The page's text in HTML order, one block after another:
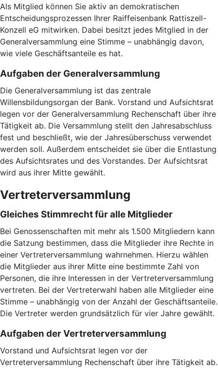
Als Mitglied können Sie aktiv an demokratischen
Entscheidungsprozessen Ihrer Raiffeisenbank Rattiszell-
Konzell eG mitwirken. Dabei besitzt jedes Mitglied in der
Generalversammlung eine Stimme – unabhängig davon,
wie viele Geschäftsanteile es hat.
Aufgaben der Generalversammlung
Die Generalversammlung ist das zentrale
Willensbildungsorgan der Bank. Vorstand und Aufsichtsrat
legen vor der Generalversammlung Rechenschaft über ihre
Tätigkeit ab. Die Versammlung stellt den Jahresabschluss
fest und beschließt, wie der Jahresüberschuss verwendet
werden soll. Außerdem entscheidet sie über die Entlastung
des Aufsichtsrates und des Vorstandes. Der Aufsichtsrat
wird aus ihrer Mitte gewählt.
Vertreterversammlung
Gleiches Stimmrecht für alle Mitglieder
Bei Genossenschaften mit mehr als 1.500 Mitgliedern kann
die Satzung bestimmen, dass die Mitglieder ihre Rechte in
einer Vertreterversammlung wahrnehmen. Hierzu wählen
die Mitglieder aus ihrer Mitte eine bestimmte Zahl von
Personen, die ihre Interessen in der Vertreterversammlung
vertreten. Bei der Vertreterwahl haben alle Mitglieder eine
Stimme – unabhängig von der Anzahl der Geschäftsanteile.
Die Vertreter werden grundsätzlich für vier Jahre gewählt.
Aufgaben der Vertreterversammlung
Vorstand und Aufsichtsrat legen vor der
Vertreterversammlung Rechenschaft über ihre Tätigkeit ab.